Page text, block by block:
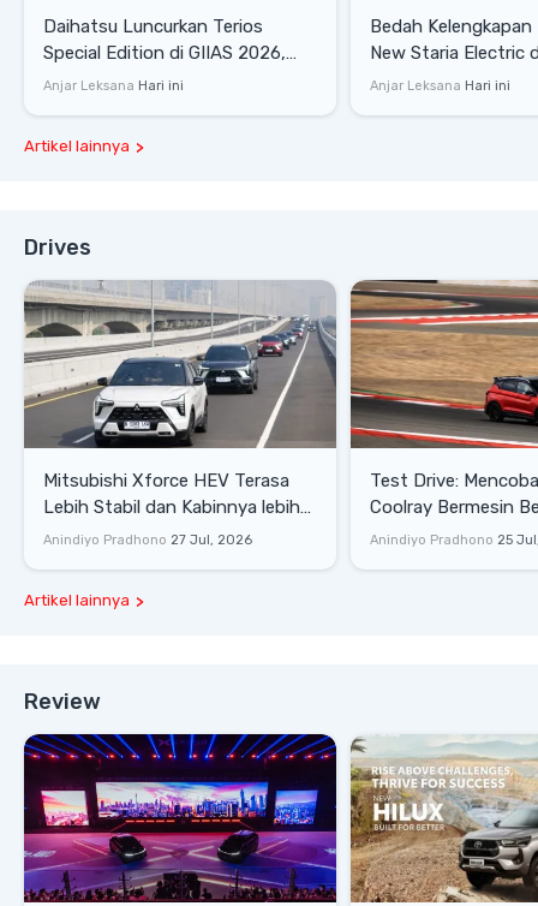
Daihatsu Luncurkan Terios
Special Edition di GIIAS 2026,
Stok Terbatas
Anjar Leksana Hari ini
Bedah Kelengkapan
New Staria Electric
yang Dikenalkan di
Anjar Leksana Hari ini
Artikel lainnya
Drives
Mitsubishi Xforce HEV Terasa
Lebih Stabil dan Kabinnya lebih
Senyap
Anindiyo Pradhono 27 Jul, 2026
Test Drive: Mencoba Geely
Coolray Bermesin
di Sirkuit Mandalika
Anindiyo Pradhono 25
Artikel lainnya
Review